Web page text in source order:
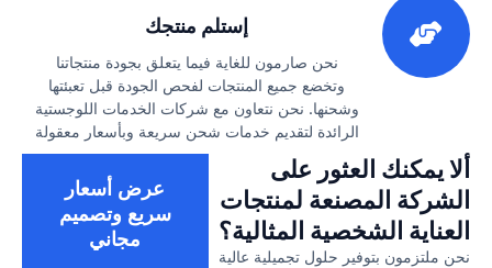
إستلم منتجك
نحن صارمون للغاية فيما يتعلق بجودة منتجاتنا
وتخضع جميع المنتجات لفحص الجودة قبل تعبئتها
وشحنها. نحن نتعاون مع شركات الخدمات اللوجستية
الرائدة لتقديم خدمات شحن سريعة وبأسعار معقولة
ألا يمكنك العثور على
الشركة المصنعة لمنتجات
العناية الشخصية المثالية؟
نحن ملتزمون بتوفير حلول تجميلية عالية
عرض أسعار
سريع وتصميم
مجاني